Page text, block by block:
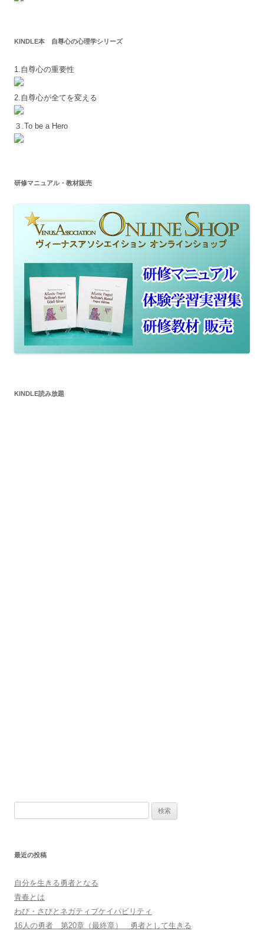
KINDLE本 自尊心の心理学シリーズ
1.自尊心の重要性
2.自尊心が全てを変える
３.To be a Hero
研修マニュアル・教材販売
KINDLE読み放題
最近の投稿
自分を生きる勇者となる
青春とは
わび・さびとネガティブケイパビリティ
16人の勇者 第20章（最終章） 勇者として生きる